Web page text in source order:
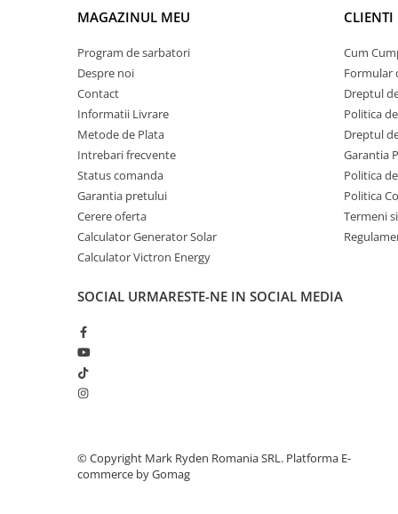
Statii de incarcare vehicule
UPS Centrale Termice
Stabilizatoare Tensiune
Scule si aparate
Instrumente de masura
Anemometre
Clampmetre
Detectoare
Tahometre
Termometre
Multimetre de Banc
MAGAZINUL MEU
Program de sarbatori
Despre noi
Contact
Informatii Livrare
Metode de Plata
Intrebari frecvente
Status comanda
Garantia pretului
Cerere oferta
Calculator Generator Solar
Calculator Victron Energy
CLIENTI
Cum
Formular
Dreptul
Politica
Dreptul
Garantia
Politica
Politica
Termeni
SOCIAL URMARESTE-NE IN SOCIAL MEDIA
©️ Copyright Mark Ryden Romania SRL. Platforma E-
commerce by Gomag